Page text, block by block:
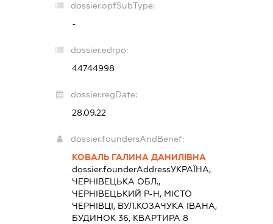
dossier.opfSubType:
-
dossier.edrpo:
44744998
dossier.regDate:
28.09.22
dossier.foundersAndBenef:
КОВАЛЬ ГАЛИНА ДАНИЛІВНА
dossier.founderAddressУКРАЇНА,
ЧЕРНІВЕЦЬКА ОБЛ.,
ЧЕРНІВЕЦЬКИЙ Р-Н, МІСТО
ЧЕРНІВЦІ, ВУЛ.КОЗАЧУКА ІВАНА,
БУДИНОК 36, КВАРТИРА 8